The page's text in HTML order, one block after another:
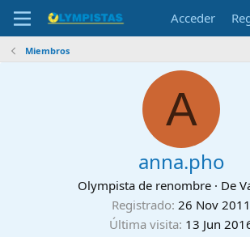
Acceder
Miembros
A
anna.pho
Olympista de renombre · De
Registrado 26 Nov 2011
Última visita 13 Jun